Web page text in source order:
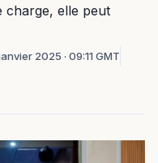
charge, elle peut
2025 · 09:11 GMT